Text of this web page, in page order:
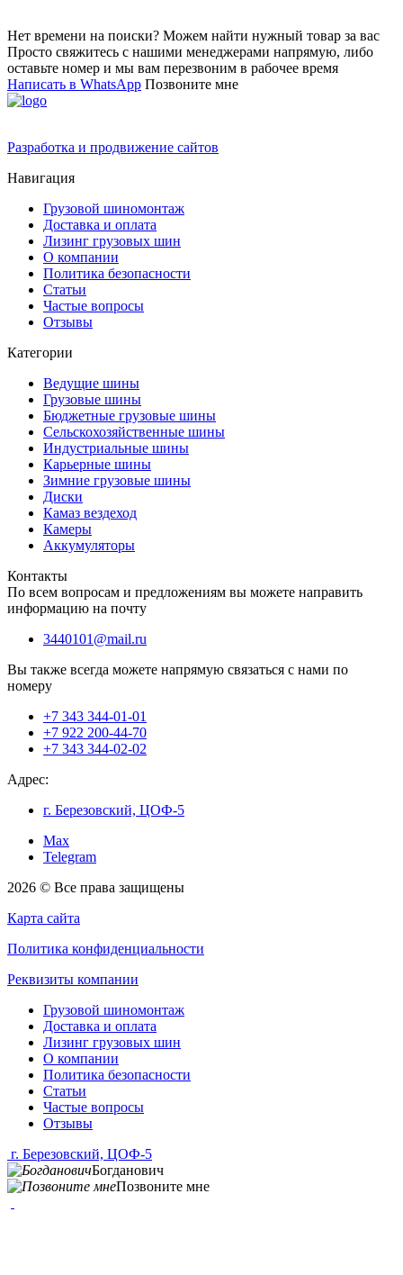
Нет времени на поиски? Можем найти нужный товар за вас
Просто свяжитесь с нашими менеджерами напрямую, либо
оставьте номер и мы вам перезвоним в рабочее время
Написать в WhatsApp Позвоните мне
Разработка и продвижение сайтов
Навигация
Грузовой шиномонтаж
Доставка и оплата
Лизинг грузовых шин
О компании
Политика безопасности
Статьи
Частые вопросы
Отзывы
Категории
Ведущие шины
Грузовые шины
Бюджетные грузовые шины
Сельскохозяйственные шины
Индустриальные шины
Карьерные шины
Зимние грузовые шины
Диски
Камаз вездеход
Камеры
Аккумуляторы
Контакты
По всем вопросам и предложениям вы можете направить
информацию на почту
3440101@mail.ru
Вы также всегда можете напрямую связаться с нами по
номеру
+7 343 344-01-01
+7 922 200-44-70
+7 343 344-02-02
Адрес:
г. Березовский, ЦОФ-5
Max
Telegram
2026 © Все права защищены
Карта сайта
Политика конфиденциальности
Реквизиты компании
Грузовой шиномонтаж
Доставка и оплата
Лизинг грузовых шин
О компании
Политика безопасности
Статьи
Частые вопросы
Отзывы
г. Березовский, ЦОФ-5
Богданович
Позвоните мне